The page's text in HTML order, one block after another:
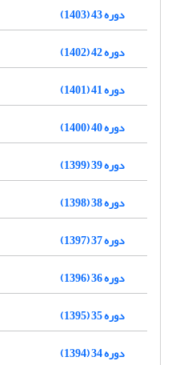
دوره 43 (1403)
دوره 42 (1402)
دوره 41 (1401)
دوره 40 (1400)
دوره 39 (1399)
دوره 38 (1398)
دوره 37 (1397)
دوره 36 (1396)
دوره 35 (1395)
دوره 34 (1394)